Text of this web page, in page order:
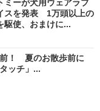
ミーが犬用ウェアラブ
スを発表 1万頭以上の
駆使、おまけに...
！ 夏のお散歩前に
ッチ」...